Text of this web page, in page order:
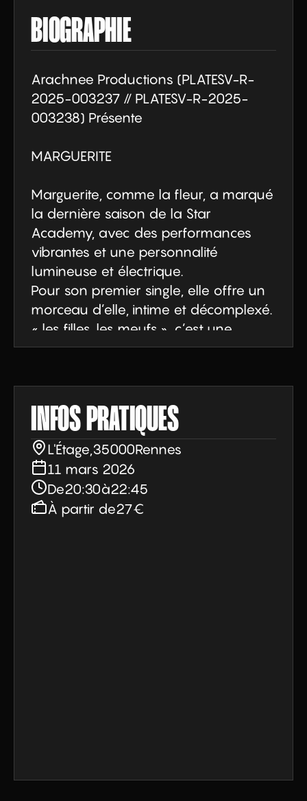
BIOGRAPHIE
Arachnee Productions (PLATESV-R-
2025-003237 // PLATESV-R-2025-
003238) Présente
MARGUERITE
Marguerite, comme la fleur, a marqué
la dernière saison de la Star
Academy, avec des performances
vibrantes et une personnalité
lumineuse et électrique.
Pour son premier single, elle offre un
morceau d’elle, intime et décomplexé.
« les filles, les meufs », c’est une
confession forte. Elle avait besoin de
d’elle qui la guide et la réjouit, autant
qu’elle peut la questionner.
Marguerite, arrivée dernière d’une
fratrie de trois garçons, a navigué
toute sa vie en cherchant sa place,
en explorant son rapport à la féminité
et à la masculinité.
Ces questions seront centrales dans
INFOS PRATIQUES
L'Étage 35000Rennes
11 mars 2026
De20:30à22:45
À partir de27€